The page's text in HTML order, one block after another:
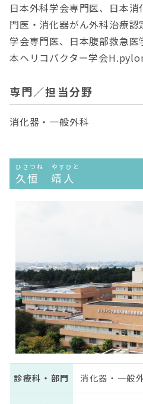
日本外科学会専門医、日本
門医・消化器がん外科治療
学会専門医、日本腹部救急
本ヘリコバクター学会
専門／担当分野
消化器・一般外科
ひさつね やすひと
久恒 靖人
診療科・部門 消化器・一般